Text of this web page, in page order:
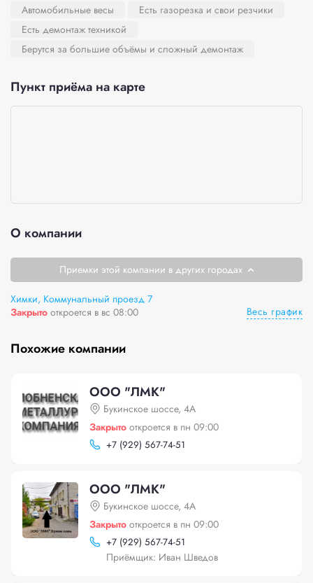
Автомобильные весы
Есть газорезка и свои резчики
Есть демонтаж техникой
Берутся за большие объёмы и сложный демонтаж
Пункт приёма на карте
О компании
Приемки этой компании в других городах
Химки, Коммунальный проезд 7
Закрыто откроется в вс 08:00 Весь график
Похожие компании
ООО "ЛМК"
Букинское шоссе, 4А
Закрыто откроется в пн 09:00
+7 (929) 567-74-51
ООО "ЛМК"
Букинское шоссе, 4А
Закрыто откроется в пн 09:00
+7 (929) 567-74-51
Приёмщик: Иван Шведов